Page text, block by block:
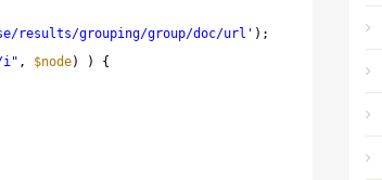
results/grouping/group/doc/url' );
i" , $node) ) {